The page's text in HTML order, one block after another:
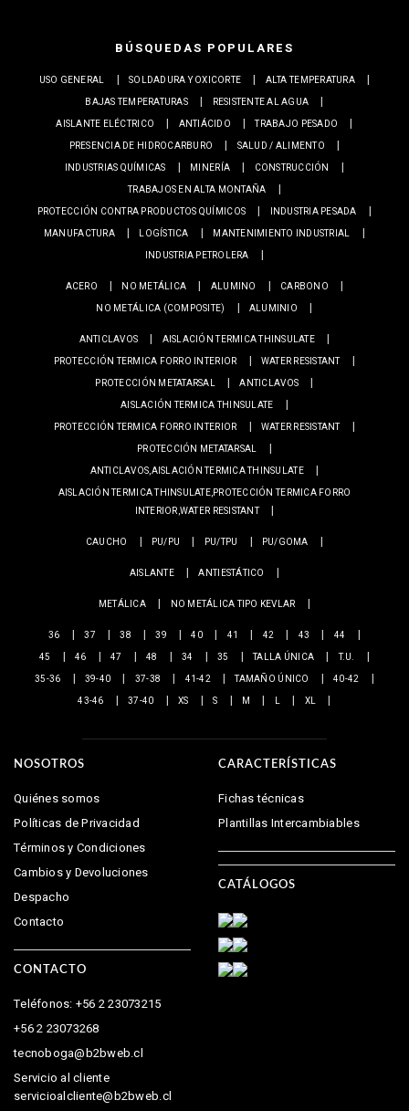
BÚSQUEDAS POPULARES
USO GENERAL SOLDADURA Y OXICORTE
ALTA TEMPERATURA
BAJAS TEMPERATURAS
RESISTENTE AL AGUA
AISLANTE ELÉCTRICO
ANTIÁCIDO
TRABAJO PESADO
PRESENCIA DE HIDROCARBURO
SALUD / ALIMENTO
INDUSTRIAS QUÍMICAS
MINERÍA
CONSTRUCCIÓN
TRABAJOS EN ALTA MONTAÑA
PROTECCIÓN CONTRA PRODUCTOS QUÍMICOS
INDUSTRIA PESADA
MANUFACTURA
LOGÍSTICA
MANTENIMIENTO INDUSTRIAL
INDUSTRIA PETROLERA
ACERO NO METÁLICA ALUMINO
CARBONO
NO METÁLICA (COMPOSITE)
ALUMINIO
ANTICLAVOS
AISLACIÓN TERMICA THINSULATE
PROTECCIÓN TERMICA FORRO INTERIOR
WATER RESISTANT
PROTECCIÓN METATARSAL
ANTICLAVOS
AISLACIÓN TERMICA THINSULATE
PROTECCIÓN TERMICA FORRO INTERIOR
WATER RESISTANT
PROTECCIÓN METATARSAL
ANTICLAVOS,AISLACIÓN TERMICA THINSULATE
AISLACIÓN TERMICA THINSULATE,PROTECCIÓN TERMICA FORRO
INTERIOR,WATER RESISTANT
CAUCHO PU/PU PU/TPU PU/GOMA
AISLANTE ANTIESTÁTICO
METÁLICA NO METÁLICA TIPO KEVLAR
36 37 38 39 40 41 42 43
44
45
46 47 48 34 35 TALLA ÚNICA
T.U.
35-36
39-40 37-38 41-42 TAMAÑO ÚNICO
40-42
43-46
37-40 XS S M L XL
NOSOTROS
Quiénes somos
Políticas de Privacidad
Términos y Condiciones
Cambios y Devoluciones
Despacho
Contacto
CONTACTO
Teléfonos: +56 2 23073215
+56 2 23073268
tecnoboga@b2bweb.cl
Servicio al cliente
servicioalcliente@b2bweb.cl
CARACTERÍSTICAS
Fichas técnicas
Plantillas Intercambiables
CATÁLOGOS